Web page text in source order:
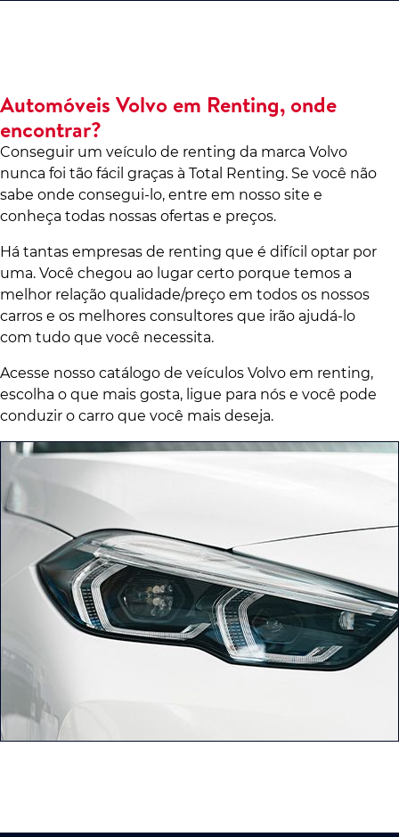
Automóveis Volvo em Renting, onde
encontrar?
Conseguir um veículo de renting da marca Volvo
nunca foi tão fácil graças à Total Renting. Se você não
sabe onde consegui-lo, entre em nosso site e
conheça todas nossas ofertas e preços.
Há tantas empresas de renting que é difícil optar por
uma. Você chegou ao lugar certo porque temos a
melhor relação qualidade/preço em todos os nossos
carros e os melhores consultores que irão ajudá-lo
com tudo que você necessita.
Acesse nosso catálogo de veículos Volvo em renting,
escolha o que mais gosta, ligue para nós e você pode
conduzir o carro que você mais deseja.